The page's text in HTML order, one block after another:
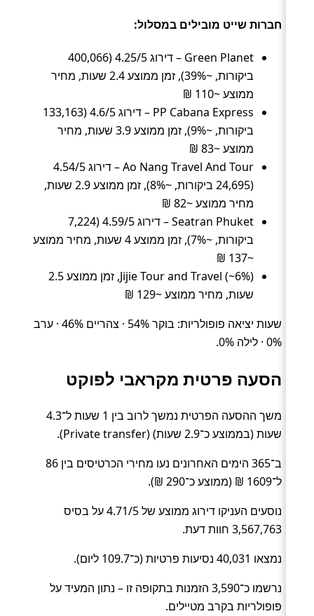
חברות שייט מובילים במסלול:
Green Planet – דירוג 4.25/5 (400,066
ביקורות, ~39%), זמן ממוצע 2.4 שעות, מחיר
ממוצע ~110 ₪
PP Cabana Express – דירוג 4.6/5 (133,163
ביקורות, ~9%), זמן ממוצע 3.9 שעות, מחיר
ממוצע ~83 ₪
Ao Nang Travel And Tour – דירוג 4.54/5
(24,695 ביקורות, ~8%), זמן ממוצע 2.9 שעות,
מחיר ממוצע ~82 ₪
Seatran Phuket – דירוג 4.59/5 (7,224
ביקורות, ~7%), זמן ממוצע 4 שעות, מחיר ממוצע
~137 ₪
Jijie Tour and Travel (~6%), זמן ממוצע 2.5
שעות, מחיר ממוצע ~129 ₪
שעות יציאה פופולריות: בוקר 54% · צהריים 46% · ערב
0% · לילה 0%.
הסעה פרטית מקראבי לפוקט
משך ההסעה הפרטית נמשך לרוב בין 1 שעות ל־4.3
שעות (בממוצע כ־2.9 שעות) (Private transfer).
ב־365 הימים האחרונים נעו מחירי הכרטיסים בין 86
ל־1609 ₪ (ממוצע כ־290 ₪).
נוסעים העניקו דירוג ממוצע של 4.71/5 על בסיס
3,567,763 חוות דעת.
נמצאו 40,031 נסיעות פרטיות (כ־109.7 ליום).
נרשמו כ־3,590 הזמנות בתקופה זו – נתון המעיד על
פופולריות בקרב מטיילים.